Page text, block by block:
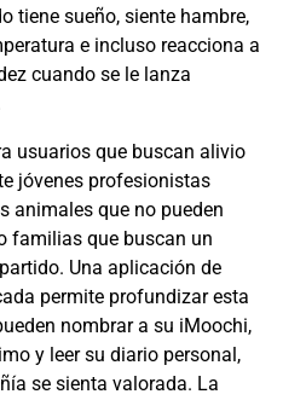
tiene sueño, siente hambre,
e incluso reacciona a
cuando se le lanza
usuarios que buscan alivio
jóvenes profesionistas
animales que no pueden
familias que buscan un
Una aplicación de
permite profundizar esta
nombrar a su iMoochi,
y leer su diario personal,
se sienta valorada. La